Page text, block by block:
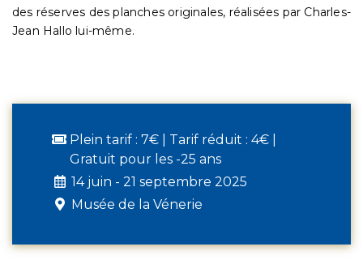
des réserves des planches originales, réalisées par Charles-
Jean Hallo lui-même.
Plein tarif : 7€ | Tarif réduit : 4€ |
Gratuit pour les -25 ans
14 juin - 21 septembre 2025
Musée de la Vénerie